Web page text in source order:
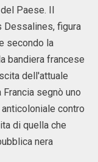
Paese. Il
Dessalines, figura
secondo la
bandiera francese
dell'attuale
segnò uno
contro
di quella che
nera